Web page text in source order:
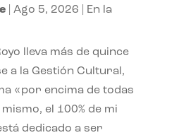
| Ago 5, 2026
En la
lleva más de quince
a la Gestión Cultural,
«por encima de todas
el 100% de mi
dedicado a ser